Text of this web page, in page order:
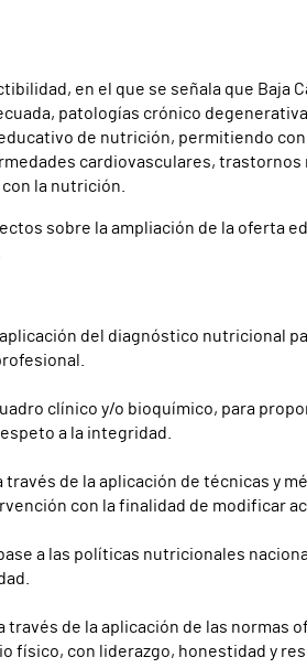
en el que se señala que Baja
patologías crónico
de nutrición, permitiendo
cardiovasculares,
la nutrición.
sobre la ampliación de la oferta
del diagnóstico nutricional
clínico y/o bioquímico, para
a la integridad.
de la aplicación de técnicas y
con la finalidad de modificar
a las políticas nutricionales
de la aplicación de las normas
físico, con liderazgo, honestidad y